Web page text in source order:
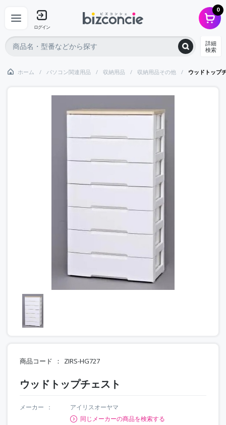
ログイン
0
詳細
検索
ホーム パソコン関連用品 収納用品 収納用品その他 ウッドトップ
商品コード ZIRS-HG727
ウッドトップチェスト
メーカー
アイリスオーヤマ
同じメーカーの商品を検索する